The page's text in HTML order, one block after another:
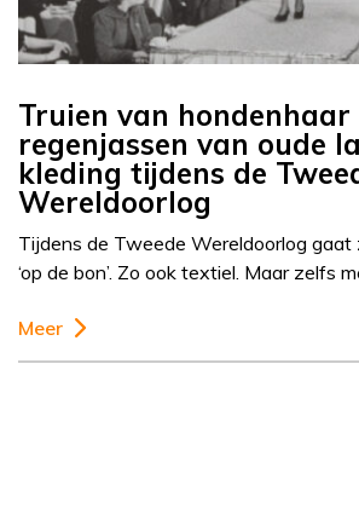
Truien van hondenhaar
regenjassen van oude
kleding tijdens de
Wereldoorlog
Tijdens de Tweede Wereldoorlog gaat
‘op de bon’. Zo ook textiel. Maar zelfs
Meer